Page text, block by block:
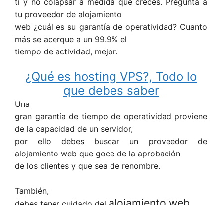
ti y no colapsar a medida que creces. Pregunta a
tu proveedor de alojamiento
web ¿cuál es su garantía de operatividad? Cuanto
más se acerque a un 99.9% el
tiempo de actividad, mejor.
¿Qué es hosting VPS?, Todo lo
que debes saber
Una
gran garantía de tiempo de operatividad proviene
de la capacidad de un servidor,
por ello debes buscar un proveedor de
alojamiento web que goce de la aprobación
de los clientes y que sea de renombre.
También,